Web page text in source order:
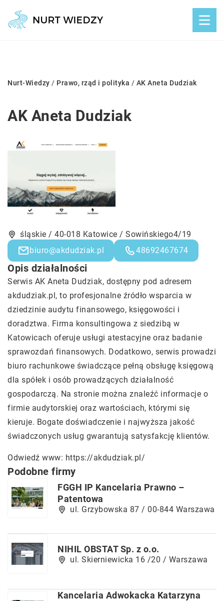
Nurt-Wiedzy / Prawo, rząd i polityka / AK Aneta Dudziak
AK Aneta Dudziak
śląskie / 40-018 Katowice / Sowińskiego4/19
biuro@akdudziak.pl
48692467674
Opis działalności
Serwis AK Aneta Dudziak, dostępny pod adresem
akdudziak.pl, to profesjonalne źródło wsparcia w
dziedzinie audytu finansowego, księgowości i
doradztwa. Firma konsultingowa z siedzibą w
Katowicach oferuje usługi atestacyjne oraz badanie
sprawozdań finansowych. Dodatkowo, serwis prowadzi
biuro rachunkowe świadczące pełną obsługę księgową
dla spółek i osób prowadzących działalność
gospodarczą. Na stronie można znaleźć informacje o
firmie audytorskiej oraz wartościach, którymi się
kieruje. Bogate doświadczenie i najwyższa jakość
świadczonych usług gwarantują satysfakcję klientów.
Odwiedź www: https://akdudziak.pl/
Podobne firmy
FGGH IP Kancelaria Prawno –
Patentowa
ul. Grzybowska 87 / 00-844 Warszawa
NIHIL OBSTAT Sp. z o.o.
ul. Skierniewicka 16 /20 / Warszawa
Kancelaria Adwokacka Katarzyna